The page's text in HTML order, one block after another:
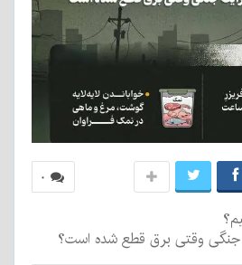
۰
جنگی وقتی برق قطع شده است؟